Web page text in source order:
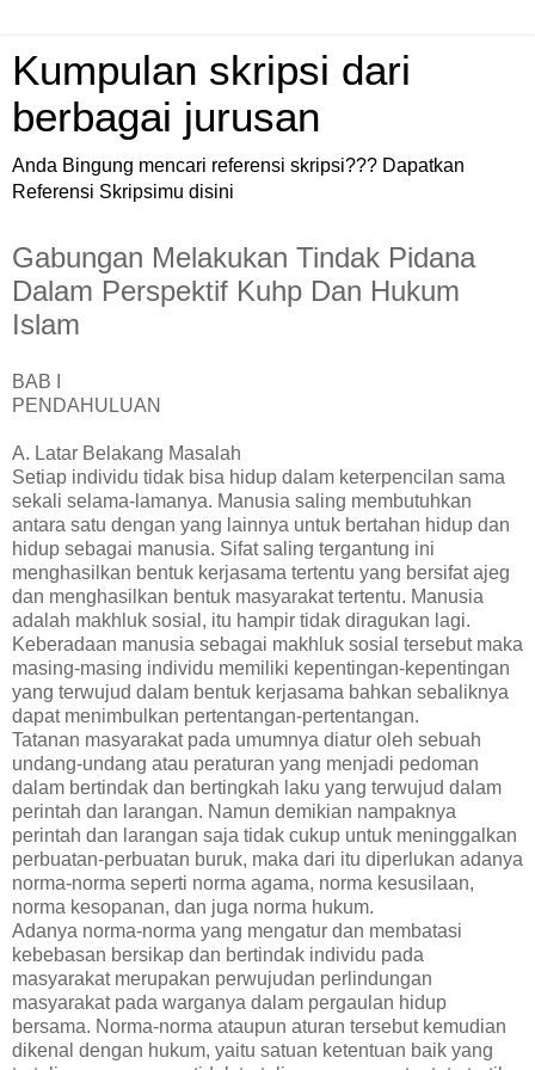
Kumpulan skripsi dari
berbagai jurusan
Anda Bingung mencari referensi skripsi??? Dapatkan
Referensi Skripsimu disini
Gabungan Melakukan Tindak Pidana
Dalam Perspektif Kuhp Dan Hukum
Islam
BAB I
PENDAHULUAN
A. Latar Belakang Masalah
Setiap individu tidak bisa hidup dalam keterpencilan sama
sekali selama-lamanya. Manusia saling membutuhkan
antara satu dengan yang lainnya untuk bertahan hidup dan
hidup sebagai manusia. Sifat saling tergantung ini
menghasilkan bentuk kerjasama tertentu yang bersifat ajeg
dan menghasilkan bentuk masyarakat tertentu. Manusia
adalah makhluk sosial, itu hampir tidak diragukan lagi.
Keberadaan manusia sebagai makhluk sosial tersebut maka
masing-masing individu memiliki kepentingan-kepentingan
yang terwujud dalam bentuk kerjasama bahkan sebaliknya
dapat menimbulkan pertentangan-pertentangan.
Tatanan masyarakat pada umumnya diatur oleh sebuah
undang-undang atau peraturan yang menjadi pedoman
dalam bertindak dan bertingkah laku yang terwujud dalam
perintah dan larangan. Namun demikian nampaknya
perintah dan larangan saja tidak cukup untuk meninggalkan
perbuatan-perbuatan buruk, maka dari itu diperlukan adanya
norma-norma seperti norma agama, norma kesusilaan,
norma kesopanan, dan juga norma hukum.
Adanya norma-norma yang mengatur dan membatasi
kebebasan bersikap dan bertindak individu pada
masyarakat merupakan perwujudan perlindungan
masyarakat pada warganya dalam pergaulan hidup
bersama. Norma-norma ataupun aturan tersebut kemudian
dikenal dengan hukum, yaitu satuan ketentuan baik yang